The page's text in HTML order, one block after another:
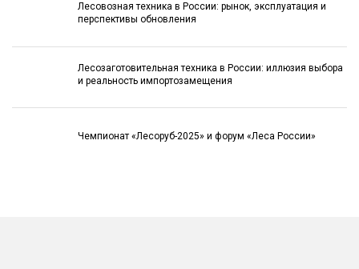
Лесовозная техника в России: рынок, эксплуатация и
перспективы обновления
Лесозаготовительная техника в России: иллюзия выбора
и реальность импортозамещения
Чемпионат «Лесоруб-2025» и форум «Леса России»